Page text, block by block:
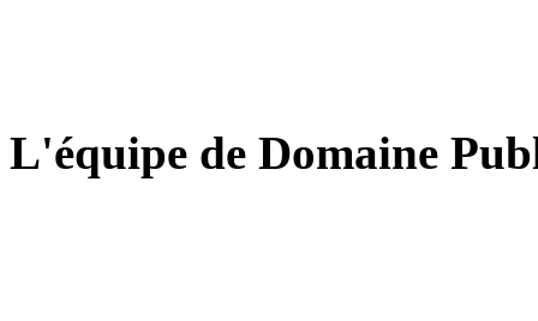
L'équipe de Domaine